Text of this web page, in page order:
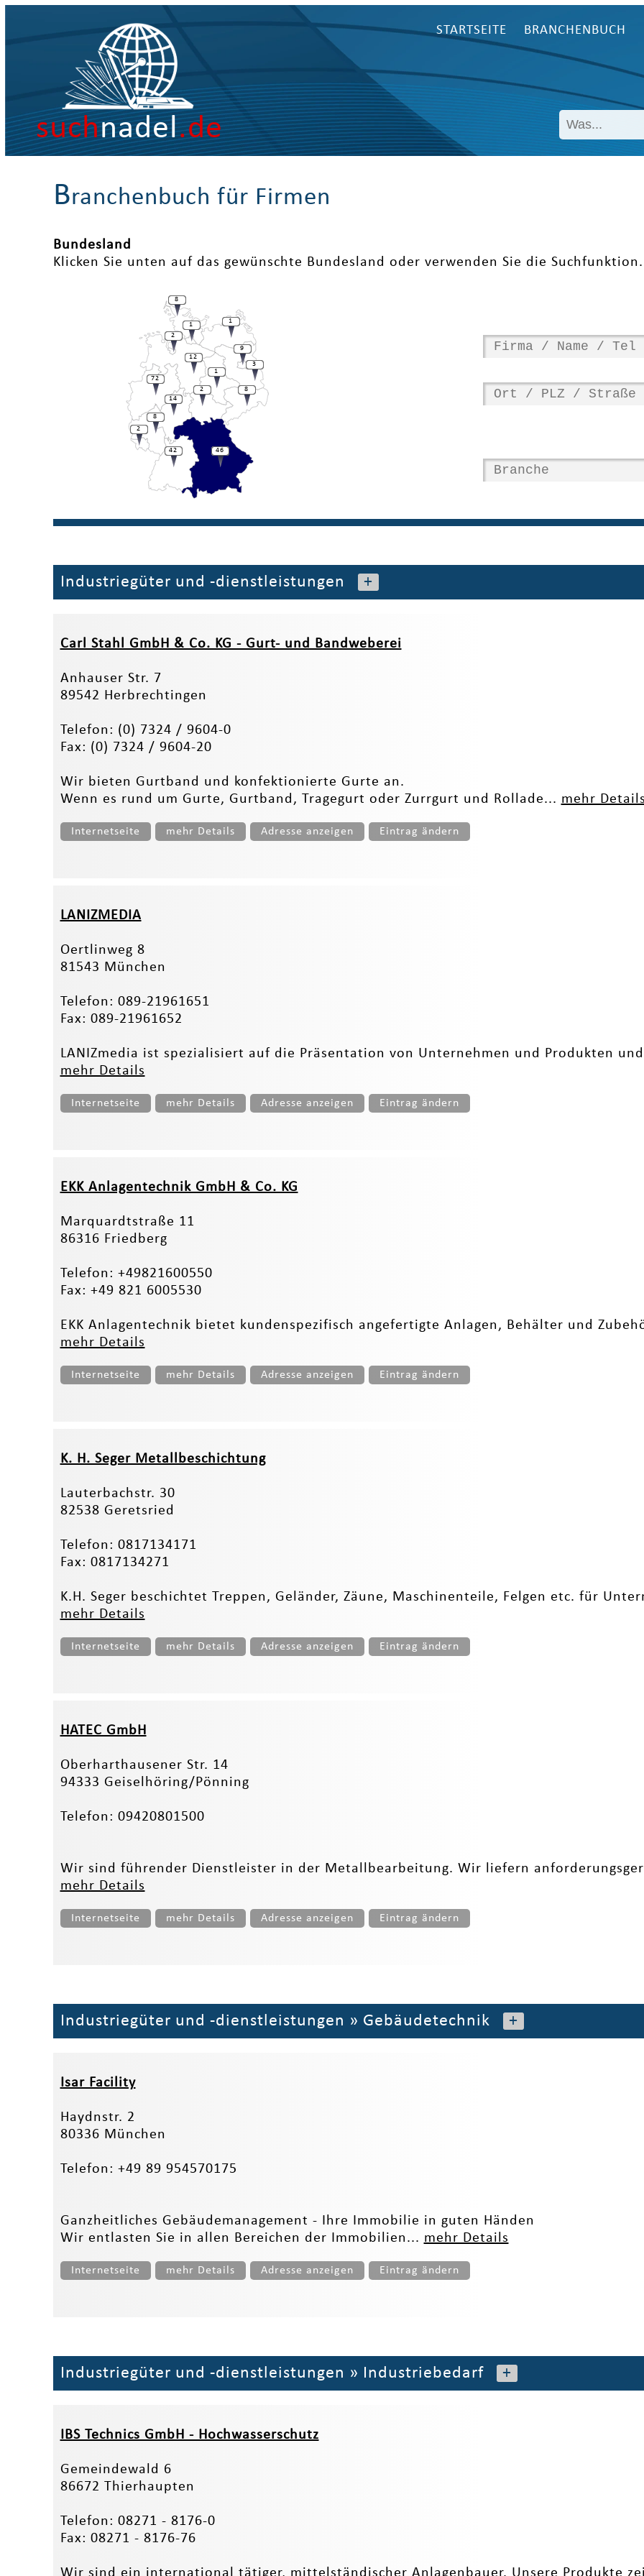
suchnadel.de
STARTSEITE BRANCHENBUCH
Branchenbuch für Firmen
Bundesland
Klicken Sie unten auf das gewünschte Bundesland oder verwenden Sie die Suchfunktion.
8
3
72
9
1
1
1
8
2
12
2
14
8
42
2
46
Industriegüter und -dienstleistungen +
Carl Stahl GmbH & Co. KG - Gurt- und Bandweberei
Anhauser Str. 7
89542 Herbrechtingen
Telefon: (0) 7324 / 9604-0
Fax: (0) 7324 / 9604-20
Wir bieten Gurtband und konfektionierte Gurte an.
Wenn es rund um Gurte, Gurtband, Tragegurt oder Zurrgurt und Rollade... mehr
Internetseite mehr Details Adresse anzeigen Eintrag ändern
LANIZMEDIA
Oertlinweg 8
81543 München
Telefon: 089-21961651
Fax: 089-21961652
LANIZmedia ist spezialisiert auf die Präsentation von Unternehmen und Produkten
mehr Details
Internetseite mehr Details Adresse anzeigen Eintrag ändern
EKK Anlagentechnik GmbH & Co. KG
Marquardtstraße 11
86316 Friedberg
Telefon: +49821600550
Fax: +49 821 6005530
EKK Anlagentechnik bietet kundenspezifisch angefertigte Anlagen, Behälter und
mehr Details
Internetseite mehr Details Adresse anzeigen Eintrag ändern
K. H. Seger Metallbeschichtung
Lauterbachstr. 30
82538 Geretsried
Telefon: 0817134171
Fax: 0817134271
K.H. Seger beschichtet Treppen, Geländer, Zäune, Maschinenteile, Felgen etc. für
mehr Details
Internetseite mehr Details Adresse anzeigen Eintrag ändern
HATEC GmbH
Oberharthausener Str. 14
94333 Geiselhöring/Pönning
Telefon: 09420801500
Wir sind führender Dienstleister in der Metallbearbeitung. Wir liefern
mehr Details
Internetseite mehr Details Adresse anzeigen Eintrag ändern
Industriegüter und -dienstleistungen » Gebäudetechnik +
Isar Facility
Haydnstr. 2
80336 München
Telefon: +49 89 954570175
Ganzheitliches Gebäudemanagement - Ihre Immobilie in guten Händen
Wir entlasten Sie in allen Bereichen der Immobilien... mehr Details
Internetseite mehr Details Adresse anzeigen Eintrag ändern
Industriegüter und -dienstleistungen » Industriebedarf +
IBS Technics GmbH - Hochwasserschutz
Gemeindewald 6
86672 Thierhaupten
Telefon: 08271 - 8176-0
Fax: 08271 - 8176-76
Wir sind ein international tätiger, mittelständischer Anlagenbauer. Unsere Produkte